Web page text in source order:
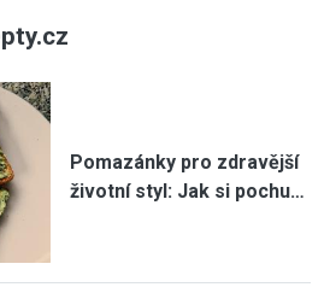
Pomazánky pro zdravější
životní styl: Jak si pochu…